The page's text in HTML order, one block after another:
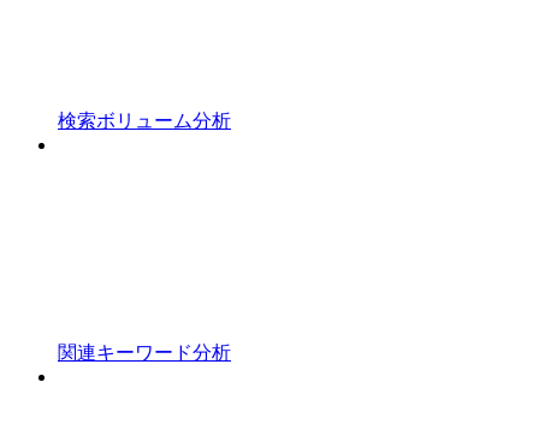
検索ボリューム分析
関連キーワード分析